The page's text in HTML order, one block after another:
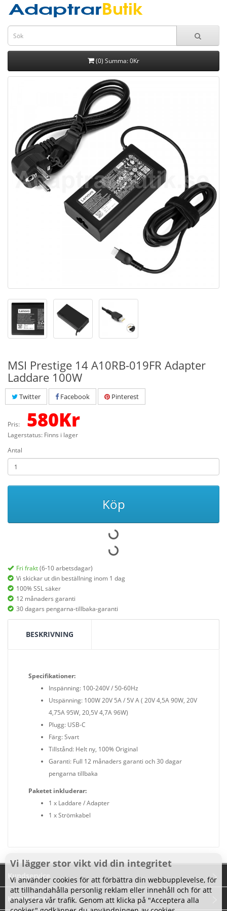
(0) Summa: 0Kr
MSI Prestige 14 A10RB-019FR Adapter
Laddare 100W
Twitter Facebook Pinterest
Pris: 580Kr
Lagerstatus: Finns i lager
Antal
Köp
Fri frakt(6-10 arbetsdagar)
Vi skickar ut din beställning inom 1 dag
100% SSL säker
12 månaders garanti
30 dagars pengarna-tillbaka-garanti
BESKRIVNING
Specifikationer:
Inspänning: 100-240V / 50-60Hz
Utspänning: 100W 20V 5A / 5V A ( 20V 4,5A 90W, 20V
4,75A 95W, 20,5V 4,7A 96W)
Plugg: USB-C
Färg: Svart
Tillstånd: Helt ny, 100% Original
Garanti: Full 12 månaders garanti och 30 dagar
pengarna tillbaka
Paketet inkluderar:
1 x Laddare / Adapter
1 x Strömkabel
Kundservice
Kundtjänst
Vi lägger stor vikt vid din integritet
Vi använder cookies för att förbättra din webbupplevelse, för
att tillhandahålla personlig reklam eller innehåll och för att
analysera vår trafik. Genom att klicka på "Acceptera alla